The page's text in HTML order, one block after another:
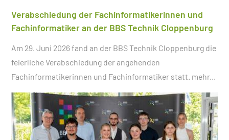
Verabschiedung der Fachinformatikerinnen und
Fachinformatiker an der BBS Technik Cloppenburg
Am 29. Juni 2026 fand an der BBS Technik Cloppenburg die
feierliche Verabschiedung der angehenden
Fachinformatikerinnen und Fachinformatiker statt. mehr...